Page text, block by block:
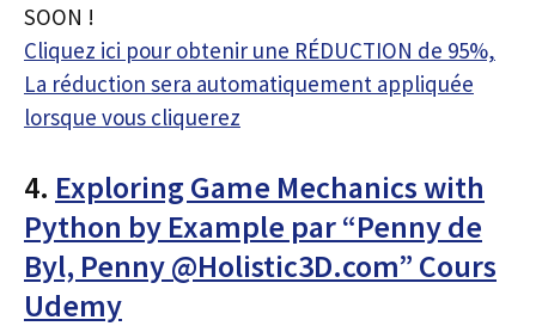
SOON !
Cliquez ici pour obtenir une RÉDUCTION de 95%,
La réduction sera automatiquement appliquée
lorsque vous cliquerez
4. Exploring Game Mechanics with
Python by Example par “Penny de
Byl, Penny @Holistic3D.com” Cours
Udemy